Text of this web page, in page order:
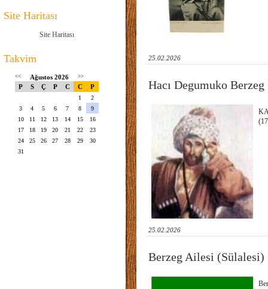
Site Haritası
Site Haritası
Takvim
<< Ağustos 2026 >>
P S Ç P C C P
1
2
3
4 5 6 7 8
9
10
11 12 13 14 15
16
17
18 19 20 21 22
23
24
25 26 27 28 29
30
31
25.02.2026
Hacı Degumuko Berzeg
25.02.2026
Berzeg Ailesi (Sülalesi)